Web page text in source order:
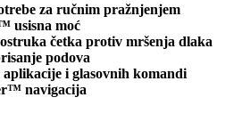
za ručnim pražnjenjem
usisna moć
četka protiv mršenja dlaka
podova
i glasovnih komandi
navigacija